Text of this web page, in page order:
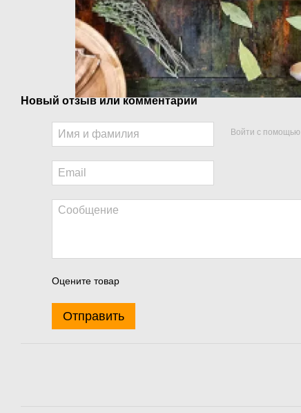
Новый отзыв или комментарий
Войти с помощью
Оцените товар
Отправить